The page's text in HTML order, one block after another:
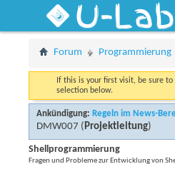
U-
Forum Programmierung
If this is your first visit, be sure to
selection below.
Ankündigung: Regeln im News-
DMW007 (Projektleitung)
Shellprogrammierung
Fragen und Probleme zur Entwicklung von